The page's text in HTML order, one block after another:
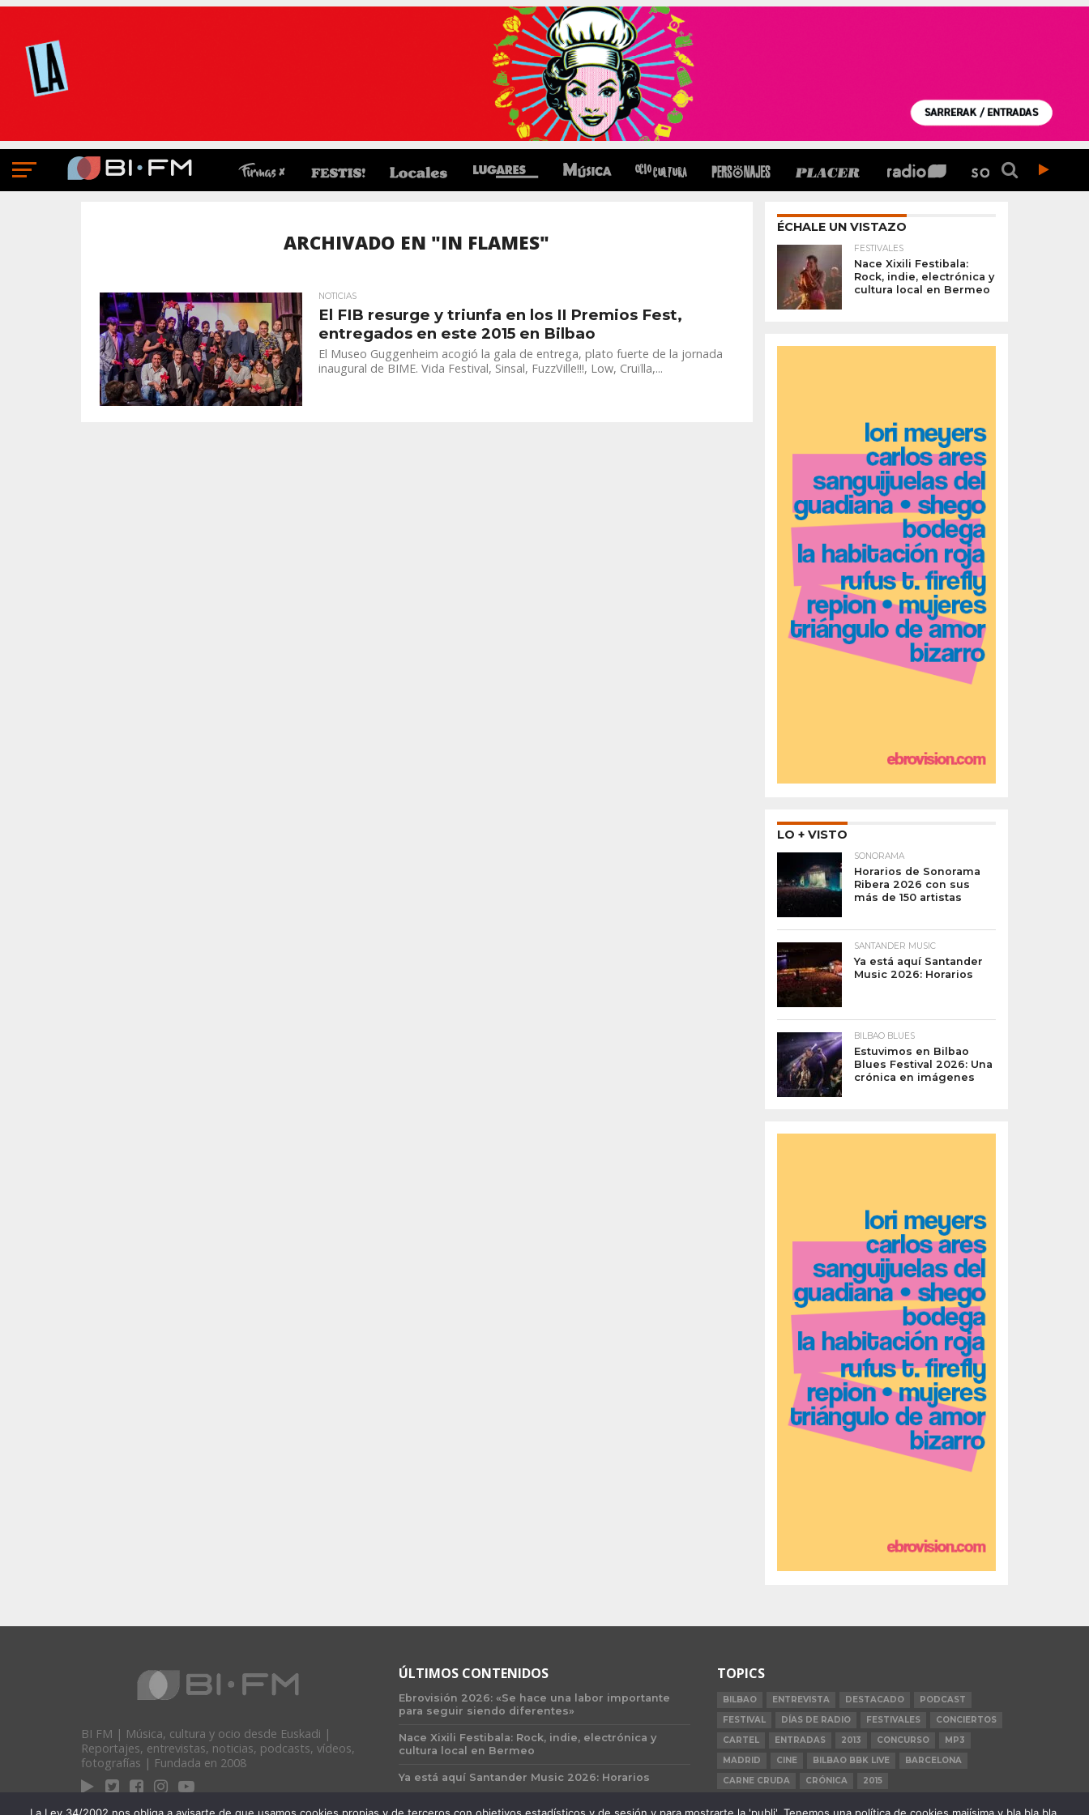
ARCHIVADO EN "IN FLAMES"
NOTICIAS
El FIB resurge y triunfa en los II Premios Fest,
entregados en este 2015 en Bilbao
El Museo Guggenheim acogió la gala de entrega, plato fuerte de la jornada
inaugural de BIME. Vida Festival, Sinsal, FuzzVille!!!, Low, Cruïlla,...
ÉCHALE UN VISTAZO
FESTIVALES
Nace Xixili Festibala:
Rock, indie, electrónica y
cultura local en Bermeo
LO + VISTO
SONORAMA
Horarios de Sonorama
Ribera 2026 con sus
más de 150 artistas
SANTANDER MUSIC
Ya está aquí Santander
Music 2026: Horarios
BILBAO BLUES
Estuvimos en Bilbao
Blues Festival 2026: Una
crónica en imágenes
BI FM | Música, cultura y ocio desde Euskadi |
Reportajes, entrevistas, noticias, podcasts, vídeos,
fotografías | Fundada en 2008
ÚLTIMOS CONTENIDOS
Ebrovisión 2026: «Se hace una labor importante
para seguir siendo diferentes»
Nace Xixili Festibala: Rock, indie, electrónica y
cultura local en Bermeo
Ya está aquí Santander Music 2026: Horarios
TOPICS
BILBAO ENTREVISTA DESTACADO
PODCAST
FESTIVAL
DÍAS DE RADIO FESTIVALES
CONCIERTOS
CARTEL
ENTRADAS 2013 CONCURSO
MP3
MADRID
CINE BILBAO BBK LIVE
BARCELONA
CARNE CRUDA
CRÓNICA 2015